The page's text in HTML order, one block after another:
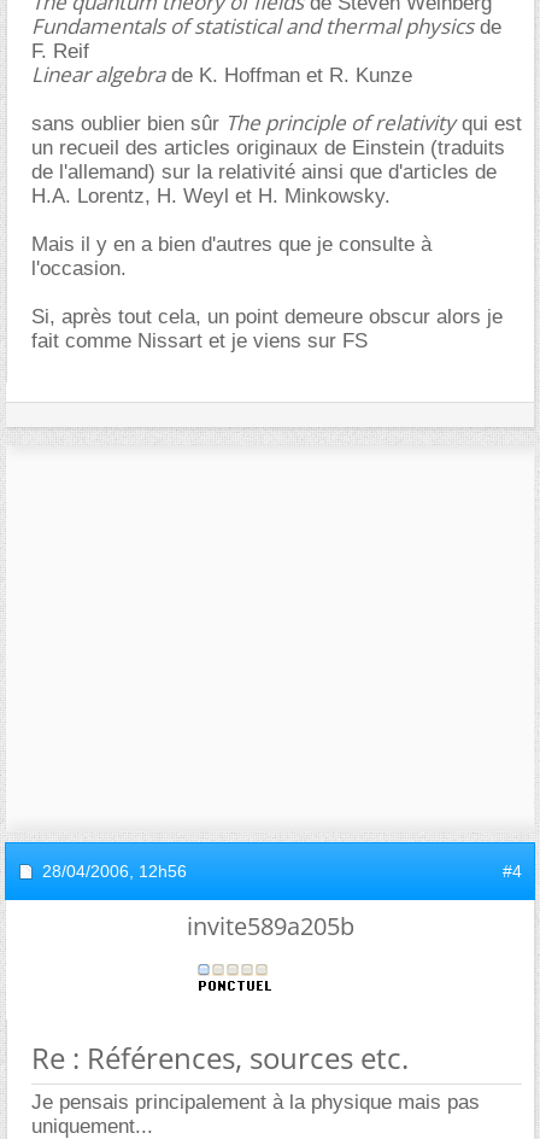
Fundamentals of statistical and thermal physicsde
F. Reif
Linear algebrade K. Hoffman et R. Kunze
sans oublier bien sûr The principle of relativityqui est
un recueil des articles originaux de Einstein (traduits
de l'allemand) sur la relativité ainsi que d'articles de
H.A. Lorentz, H. Weyl et H. Minkowsky.
Mais il y en a bien d'autres que je consulte à
l'occasion.
Si, après tout cela, un point demeure obscur alors je
fait comme Nissart et je viens sur FS
28/04/2006, 12h56 #4
invite589a205b
Re : Références, sources etc.
Je pensais principalement à la physique mais pas
uniquement...